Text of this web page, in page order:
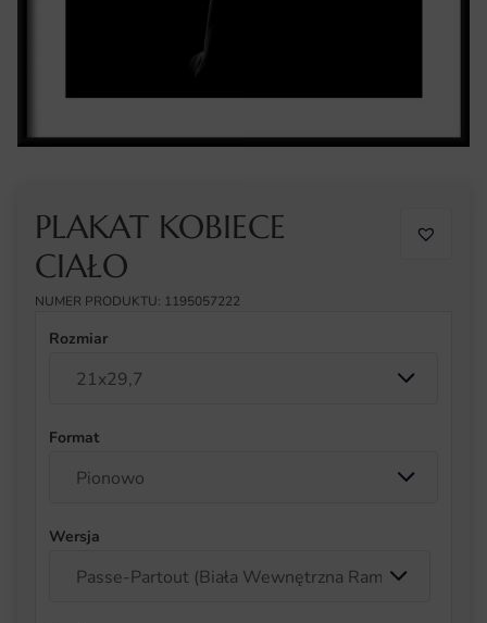
PLAKAT KOBIECE
CIAŁO
NUMER PRODUKTU: 1195057222
Rozmiar
Format
Wersja